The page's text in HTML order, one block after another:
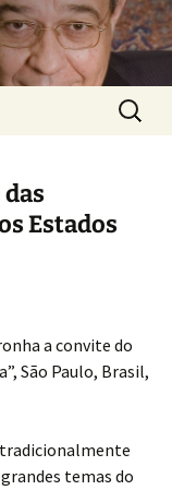
por:
Estados
a convite do
São Paulo, Brasil,
temas do